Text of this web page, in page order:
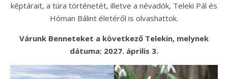
képtárait, a túra történetét, illetve a névadók, Teleki Pál és
Hóman Bálint életéről is olvashattok.
Várunk Benneteket a következő Telekin, melynek
dátuma: 2027. április 3.